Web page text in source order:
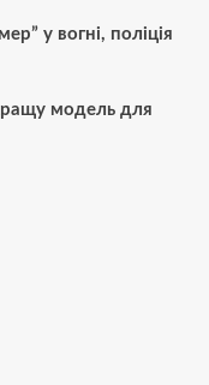
у вогні, поліція
модель для